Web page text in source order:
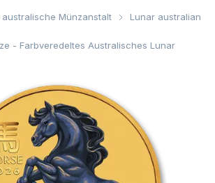
australische Münzanstalt Lunar australian
- Farbveredeltes Australisches Lunar